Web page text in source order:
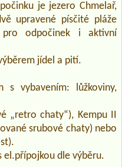
je jezero Chmelař,
upravené písčité pláže
pro odpočinek i aktivní
jídel a pití.
s vybavením: lůžkoviny,
„retro chaty“), Kempu II
srubové chaty) nebo
el.přípojkou dle výběru.